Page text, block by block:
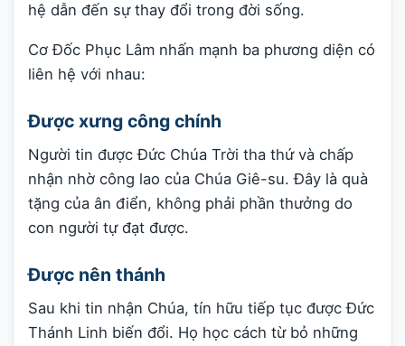
hệ dẫn đến sự thay đổi trong đời sống.
Cơ Đốc Phục Lâm nhấn mạnh ba phương diện có
liên hệ với nhau:
Được xưng công chính
Người tin được Đức Chúa Trời tha thứ và chấp
nhận nhờ công lao của Chúa Giê-su. Đây là quà
tặng của ân điển, không phải phần thưởng do
con người tự đạt được.
Được nên thánh
Sau khi tin nhận Chúa, tín hữu tiếp tục được Đức
Thánh Linh biến đổi. Họ học cách từ bỏ những